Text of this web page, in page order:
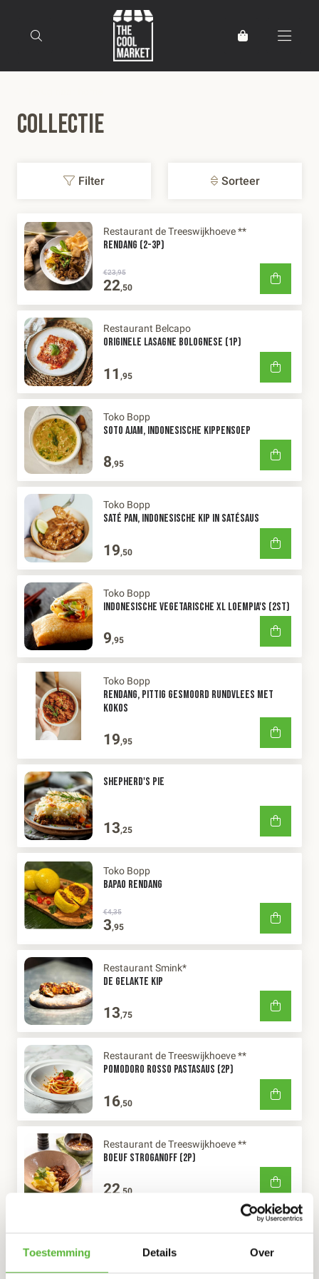
Toestemming Details Over
Collectie
Filter Sorteer
Restaurant de Treeswijkhoeve **
RENDANG (2-3P)
€23,95
22,50
Restaurant Belcapo
ORIGINELE LASAGNE BOLOGNESE (1P)
11 ,95
Toko Bopp
SOTO AJAM, INDONESISCHE KIPPENSOEP
8,95
Toko Bopp
SATÉ PAN, INDONESISCHE KIP IN SATÉSAUS
19,50
Toko Bopp
INDONESISCHE VEGETARISCHE XL LOEMPIA'S (2ST)
9,95
Toko Bopp
RENDANG, PITTIG GESMOORD RUNDVLEES MET
KOKOS
19,95
SHEPHERD'S PIE
13,25
Toko Bopp
BAPAO RENDANG
€4,35
3,95
Restaurant Smink*
DE GELAKTE KIP
13,75
Restaurant de Treeswijkhoeve **
POMODORO ROSSO PASTASAUS (2P)
16,50
Restaurant de Treeswijkhoeve **
BOEUF STROGANOFF (2P)
22,50
Restaurant BaiYok Thais
PHA NAENG CURRY RUNDVLEES 2P